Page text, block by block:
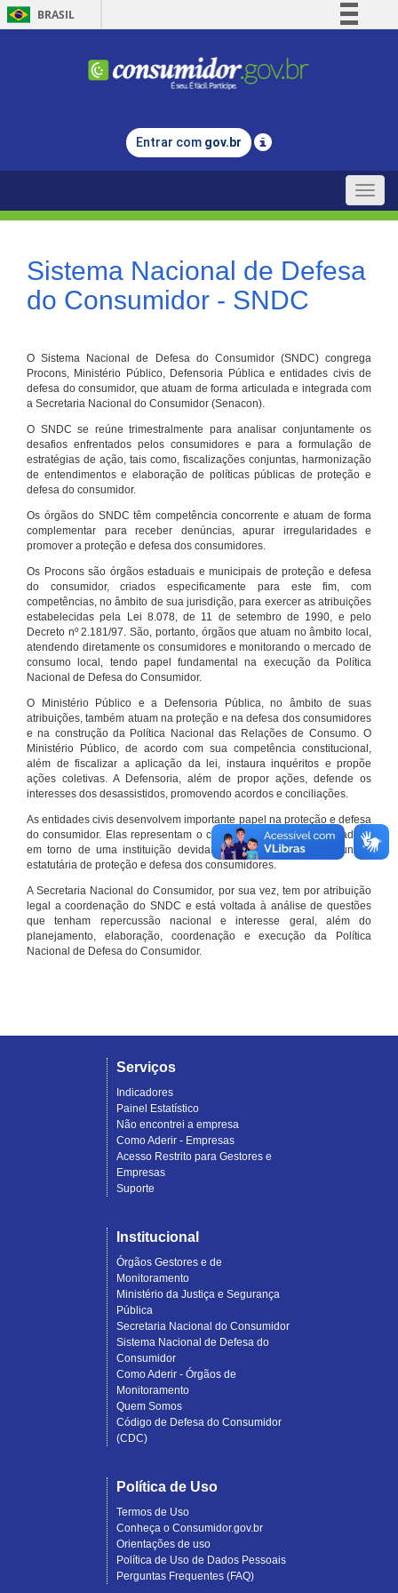
BRASIL
Comunica BR
Legislação
Entrar com gov.br
Toggle
Sistema Nacional de Defesa
do Consumidor - SNDC
O Sistema Nacional de Defesa do Consumidor (SNDC) congrega
Procons, Ministério Público, Defensoria Pública e entidades civis de
defesa do consumidor, que atuam de forma articulada e integrada com
a Secretaria Nacional do Consumidor (Senacon).
O SNDC se reúne trimestralmente para analisar conjuntamente os
desafios enfrentados pelos consumidores e para a formulação de
estratégias de ação, tais como, fiscalizações conjuntas, harmonização
de entendimentos e elaboração de políticas públicas de proteção e
defesa do consumidor.
Os órgãos do SNDC têm competência concorrente e atuam de forma
complementar para receber denúncias, apurar irregularidades e
promover a proteção e defesa dos consumidores.
Os Procons são órgãos estaduais e municipais de proteção e defesa
do consumidor, criados especificamente para este fim, com
competências, no âmbito de sua jurisdição, para exercer as atribuições
estabelecidas pela Lei 8.078, de 11 de setembro de 1990, e pelo
Decreto nº 2.181/97. São, portanto, órgãos que atuam no âmbito local,
atendendo diretamente os consumidores e monitorando o mercado de
consumo local, tendo papel fundamental na execução da Política
Nacional de Defesa do Consumidor.
O Ministério Público e a Defensoria Pública, no âmbito de suas
atribuições, também atuam na proteção e na defesa dos consumidores
e na construção da Política Nacional das Relações de Consumo. O
Ministério Público, de acordo com sua competência constitucional,
além de fiscalizar a aplicação da lei, instaura inquéritos e propõe
ações coletivas. A Defensoria, além de propor ações, defende os
interesses dos desassistidos, promovendo acordos e conciliações.
As entidades civis desenvolvem importante papel na proteção e defesa
do consumidor. Elas representam o conjunto organizado de cidadãos
em torno de uma instituição devidamente registrada e com função
estatutária de proteção e defesa dos consumidores.
A Secretaria Nacional do Consumidor, por sua vez, tem por atribuição
legal a coordenação do SNDC e está voltada à análise de questões
que tenham repercussão nacional e interesse geral, além do
planejamento, elaboração, coordenação e execução da Política
Nacional de Defesa do Consumidor.
Serviços
Indicadores
Painel Estatístico
Não encontrei a empresa
Como Aderir - Empresas
Acesso Restrito para Gestores e
Empresas
Suporte
Institucional
Órgãos Gestores e de
Monitoramento
Ministério da Justiça e Segurança
Pública
Secretaria Nacional do Consumidor
Sistema Nacional de Defesa do
Consumidor
Como Aderir - Órgãos de
Monitoramento
Quem Somos
Código de Defesa do Consumidor
(CDC)
Política de Uso
Termos de Uso
Conheça o Consumidor.gov.br
Orientações de uso
Política de Uso de Dados Pessoais
Perguntas Frequentes (FAQ)